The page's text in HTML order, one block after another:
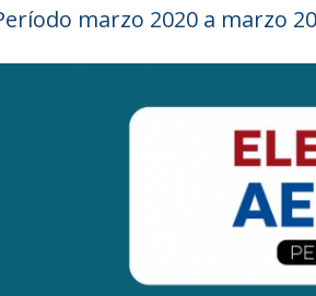
marzo 2020 a marzo